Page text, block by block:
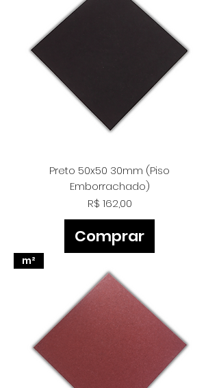
Preto 50x50 30mm (Piso
Emborrachado)
Preço
R$ 162,00
Comprar
m²